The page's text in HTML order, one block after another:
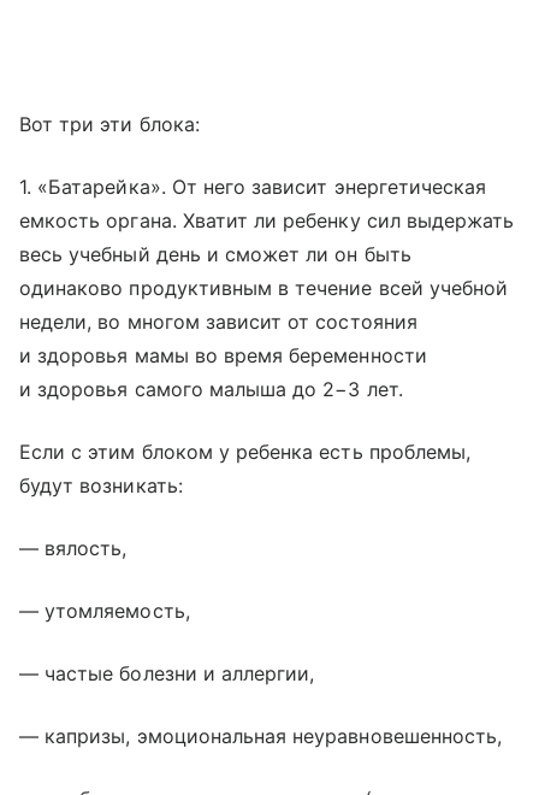
Вот три эти блока:
1. «Батарейка». От него зависит энергетическая
емкость органа. Хватит ли ребенку сил выдержать
весь учебный день и сможет ли он быть
одинаково продуктивным в течение всей учебной
недели, во многом зависит от состояния
и здоровья мамы во время беременности
и здоровья самого малыша до 2−3 лет.
Если с этим блоком у ребенка есть проблемы,
будут возникать:
— вялость,
— утомляемость,
— частые болезни и аллергии,
— капризы, эмоциональная неуравновешенность,